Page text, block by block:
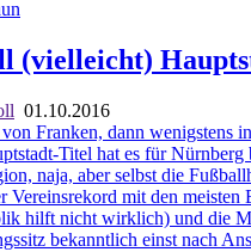
(vielleicht)
01.10.2016
Franken, dann wenigstens
Titel hat es für Nürnberg
naja, aber selbst die
Vereinsrekord mit den meisten
hilft nicht wirklich) und die
bekanntlich einst nach